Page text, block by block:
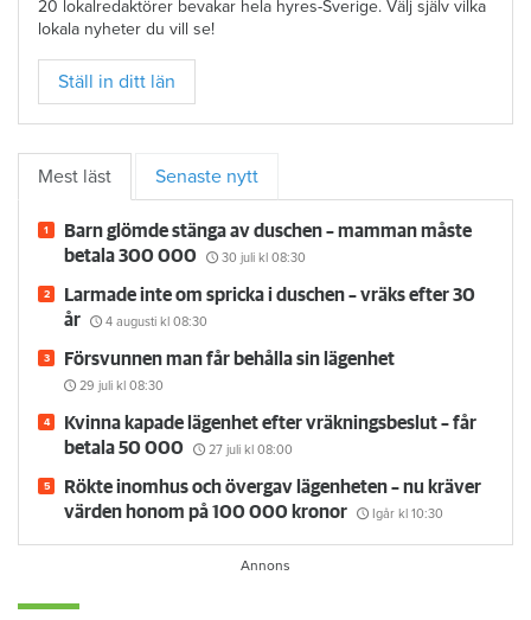
20 lokalredaktörer bevakar hela hyres-Sverige. Välj själv vilka
lokala nyheter du vill se!
Ställ in ditt län
Mest läst Senaste nytt
Barn glömde stänga av duschen – mamman måste
betala 300 000
30 juli kl 08:30
Larmade inte om spricka i duschen – vräks efter 30
år
4 augusti kl 08:30
Försvunnen man får behålla sin lägenhet
29 juli kl 08:30
Kvinna kapade lägenhet efter vräkningsbeslut – får
betala 50 000
27 juli kl 08:00
Rökte inomhus och övergav lägenheten – nu kräver
värden honom på 100 000 kronor
Igår kl 10:30